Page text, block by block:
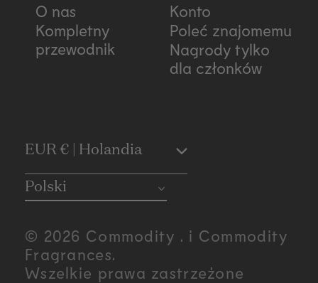
O nas
Kompletny
przewodnik
Konto
Poleć znajomemu
Nagrody tylko
dla członków
C
o
u
n
EUR € | Holandia
Polski
© 2026 Commodity . i Commodity
Fragrances.
Wszelkie prawa zastrzeżone